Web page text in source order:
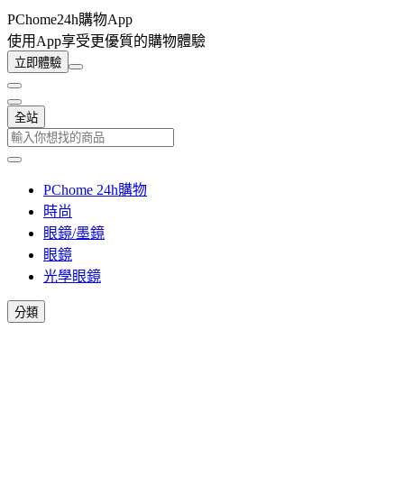
PChome24h購物App
使用App享受更優質的購物體驗
立即體驗
全站
PChome 24h購物
時尚
眼鏡/墨鏡
眼鏡
光學眼鏡
分類